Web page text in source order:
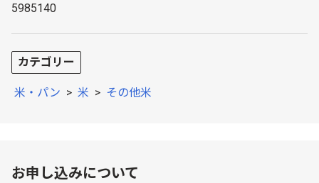
5985140
カテゴリー
米・パン > 米 > その他米
お申し込みについて